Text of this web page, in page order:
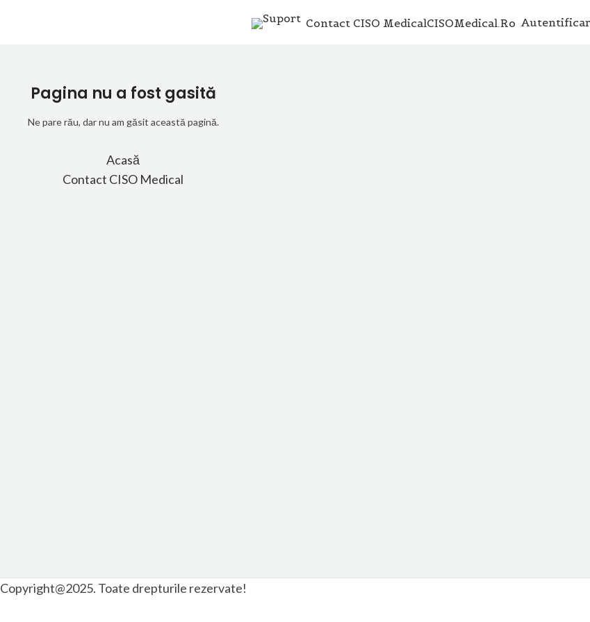
Contact CISO MedicalCISOMedical.ro
Pagina nu a fost gasită
Ne pare rău, dar nu am găsit această pagină.
Acasă
Contact CISO Medical
Copyright@2025. Toate drepturile rezervate!